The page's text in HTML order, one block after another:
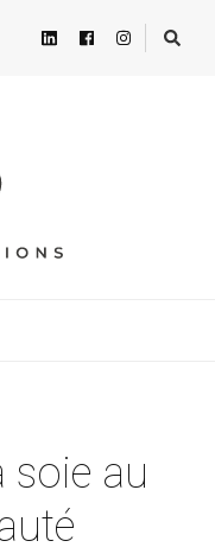
soie au